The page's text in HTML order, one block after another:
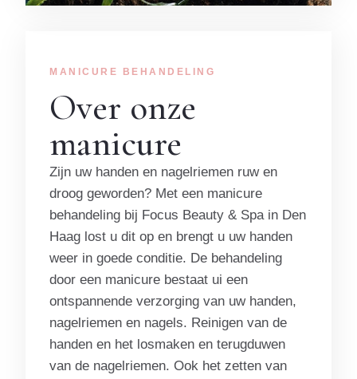
MANICURE BEHANDELING
Over onze
manicure
Zijn uw handen en nagelriemen ruw en
droog geworden? Met een manicure
behandeling bij Focus Beauty & Spa in Den
Haag lost u dit op en brengt u uw handen
weer in goede conditie. De behandeling
door een manicure bestaat ui een
ontspannende verzorging van uw handen,
nagelriemen en nagels. Reinigen van de
handen en het losmaken en terugduwen
van de nagelriemen. Ook het zetten van